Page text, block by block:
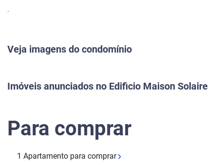
.
Veja imagens do condomínio
Imóveis anunciados no Edificio Maison Solaire
Para comprar
1 Apartamento para comprar